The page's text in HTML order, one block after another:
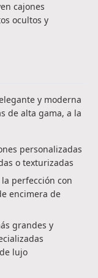
cajones
ocultos y
y moderna
de alta gama, a la
personalizadas
o texturizadas
perfección con
encimera de
grandes y
lujo